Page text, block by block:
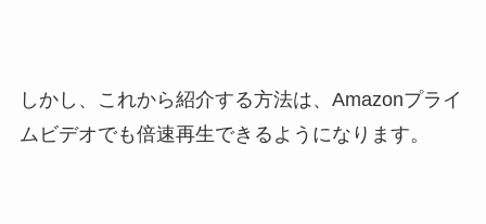
しかし、これから紹介する方法は、Amazonプライ
ムビデオでも倍速再生できるようになります。